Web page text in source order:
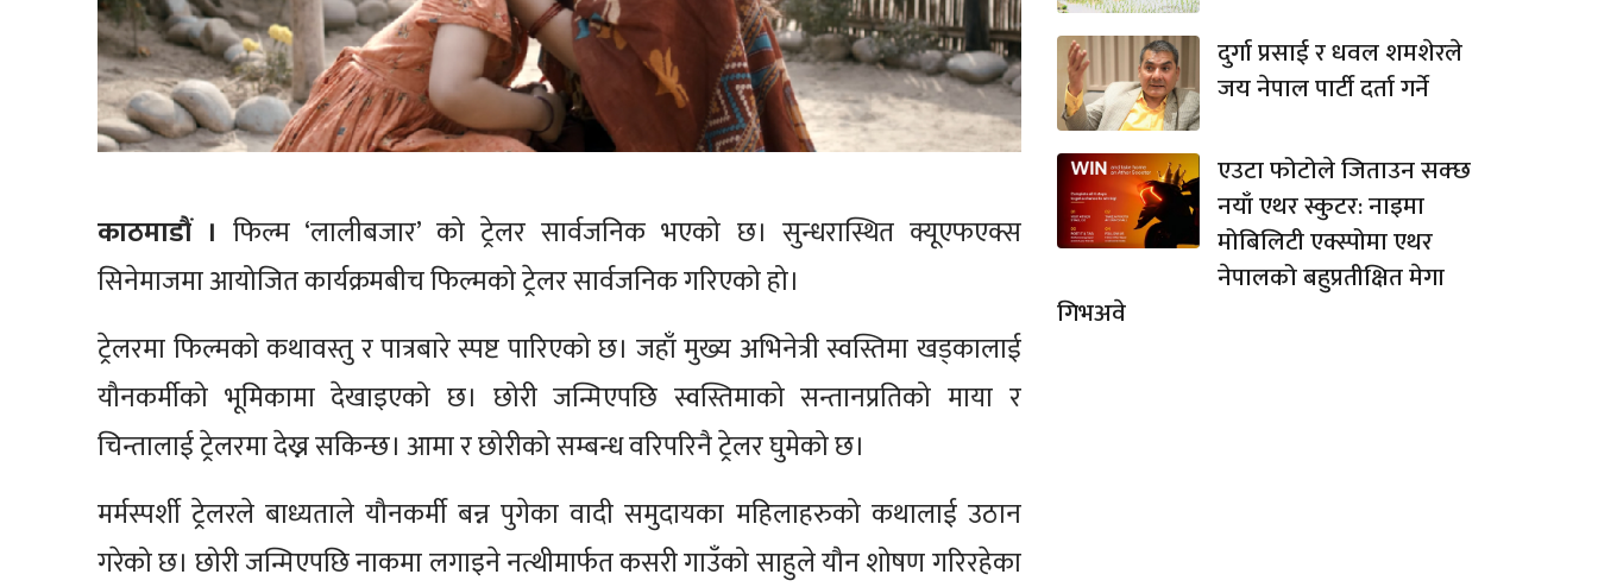
काठमाडौं । फिल्म ‘लालीबजार’ को ट्रेलर सार्वजनिक भएको छ। सुन्धरास्थित क्यूएफएक्स
सिनेमाजमा आयोजित कार्यक्रमबीच फिल्मको ट्रेलर सार्वजनिक गरिएको हो।
ट्रेलरमा फिल्मको कथावस्तु र पात्रबारे स्पष्ट पारिएको छ। जहाँ मुख्य अभिनेत्री स्वस्तिमा खड्कालाई
यौनकर्मीको भूमिकामा देखाइएको छ। छोरी जन्मिएपछि स्वस्तिमाको सन्तानप्रतिको माया र
चिन्तालाई ट्रेलरमा देख्न सकिन्छ। आमा र छोरीको सम्बन्ध वरिपरिनै ट्रेलर घुमेको छ।
मर्मस्पर्शी ट्रेलरले बाध्यताले यौनकर्मी बन्न पुगेका वादी समुदायका महिलाहरुको कथालाई उठान
गरेको छ। छोरी जन्मिएपछि नाकमा लगाइने नत्थीमार्फत कसरी गाउँको साहुले यौन शोषण गरिरहेका
दुर्गा प्रसाई र धवल शमशेरले
जय नेपाल पार्टी दर्ता गर्ने
एउटा फोटोले जिताउन सक्छ
नयाँ एथर स्कुटर: नाइमा
मोबिलिटी एक्स्पोमा एथर
नेपालको बहुप्रतीक्षित मेगा
गिभअवे